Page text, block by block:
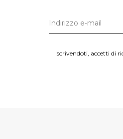
Iscrivendoti, accetti di